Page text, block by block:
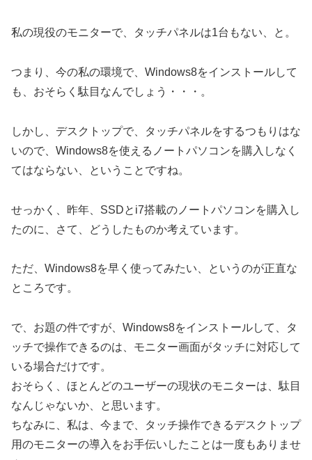
私の現役のモニターで、タッチパネルは1台もない、と。
つまり、今の私の環境で、Windows8をインストールして
も、おそらく駄目なんでしょう・・・。
しかし、デスクトップで、タッチパネルをするつもりはな
いので、Windows8を使えるノートパソコンを購入しなく
てはならない、ということですね。
せっかく、昨年、SSDとi7搭載のノートパソコンを購入し
たのに、さて、どうしたものか考えています。
ただ、Windows8を早く使ってみたい、というのが正直な
ところです。
で、お題の件ですが、Windows8をインストールして、タ
ッチで操作できるのは、モニター画面がタッチに対応して
いる場合だけです。
おそらく、ほとんどのユーザーの現状のモニターは、駄目
なんじゃないか、と思います。
ちなみに、私は、今まで、タッチ操作できるデスクトップ
用のモニターの導入をお手伝いしたことは一度もありませ